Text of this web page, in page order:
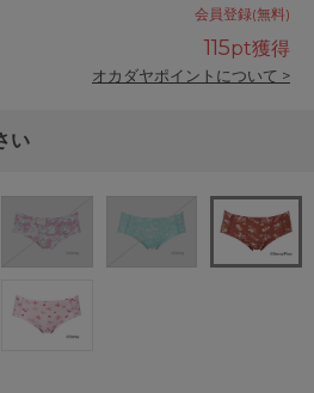
会員登録(無料)
115pt獲得
オカダヤポイントについて >
い